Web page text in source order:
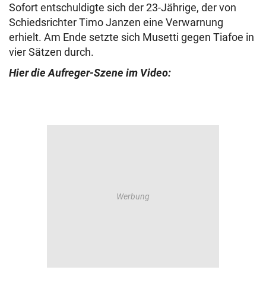
Sofort entschuldigte sich der 23-Jährige, der von
Schiedsrichter Timo Janzen eine Verwarnung
erhielt. Am Ende setzte sich Musetti gegen Tiafoe in
vier Sätzen durch.
Hier die Aufreger-Szene im Video: